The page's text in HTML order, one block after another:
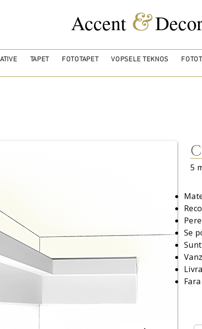
Accent &
TAPET FOTOTAPET VOPSELE TEKNOS
5
Se